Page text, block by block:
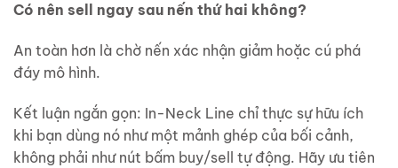
Có nên sell ngay sau nến thứ hai không?
An toàn hơn là chờ nến xác nhận giảm hoặc cú phá
đáy mô hình.
Kết luận ngắn gọn: In-Neck Line chỉ thực sự hữu ích
khi bạn dùng nó như một mảnh ghép của bối cảnh,
không phải như nút bấm buy/sell tự động. Hãy ưu tiên